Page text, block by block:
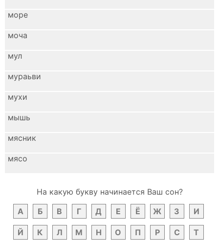
море
моча
мул
мураьви
мухи
мышь
мясник
мясо
На какую букву начинается Ваш сон?
А
Б В Г Д Е Ё Ж З И
Й К Л М Н О П Р С Т